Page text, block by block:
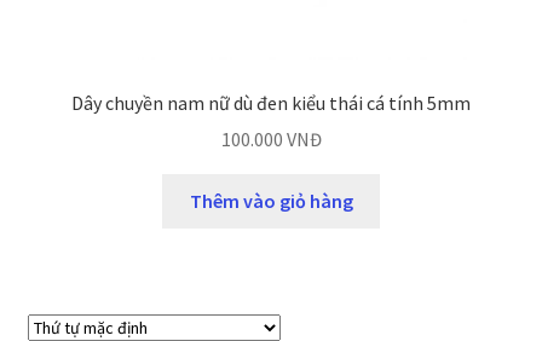
Dây chuyền nam nữ dù đen kiểu thái cá tính 5mm
100.000 VNĐ
Thêm vào giỏ hàng